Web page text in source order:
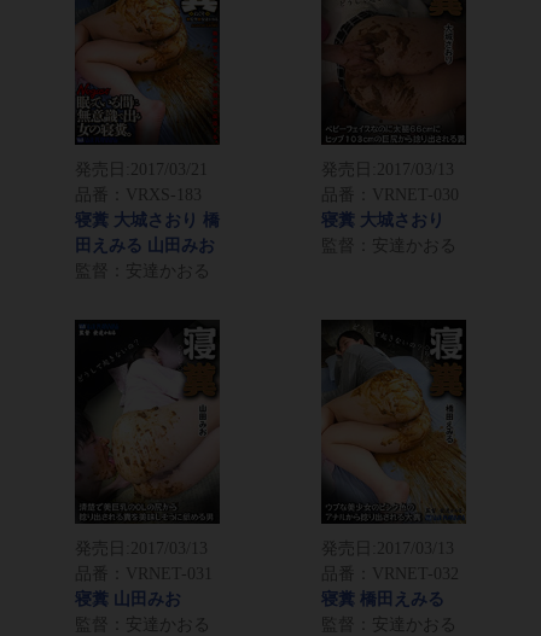
発売日:
2017/03/21
品番：VRXS-183
寝糞 大城さおり 橋
田えみる 山田みお
監督：安達かおる
発売日:
2017/03/13
品番：VRNET-030
寝糞 大城さおり
監督：安達かおる
発売日: 2017/03/13
品番：VRNET-031
寝糞 山田みお
監督：安達かおる
発売日: 2017/03/13
品番：VRNET-032
寝糞 橋田えみる
監督：安達かおる